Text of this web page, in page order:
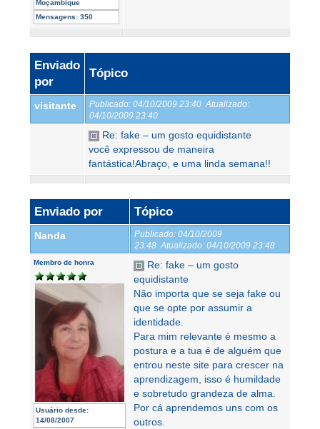
Moçambique
Mensagens: 350
Enviado
por
Tópico
visitante Publicado: 04/10/2009 23:40 Atualizado:
04/10/2009 23:40
Re: fake – um gosto equidistante
você expressou de maneira
fantástica!Abraço, e uma linda semana!!
Enviado por Tópico
Nanda Publicado: 04/10/2009
23:48 Atualizado: 04/10/2009 23:48
Membro de honra
Usuário desde:
14/08/2007
Re: fake – um gosto
equidistante
Não importa que se seja fake ou
que se opte por assumir a
identidade.
Para mim relevante é mesmo a
postura e a tua é de alguém que
entrou neste site para crescer na
aprendizagem, isso é humildade
e sobretudo grandeza de alma.
Por cá aprendemos uns com os
outros.